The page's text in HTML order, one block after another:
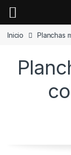
Inicio Planchas